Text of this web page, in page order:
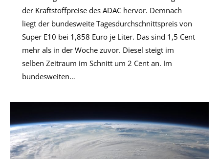
der Kraftstoffpreise des ADAC hervor. Demnach
liegt der bundesweite Tagesdurchschnittspreis von
Super E10 bei 1,858 Euro je Liter. Das sind 1,5 Cent
mehr als in der Woche zuvor. Diesel steigt im
selben Zeitraum im Schnitt um 2 Cent an. Im
bundesweiten…